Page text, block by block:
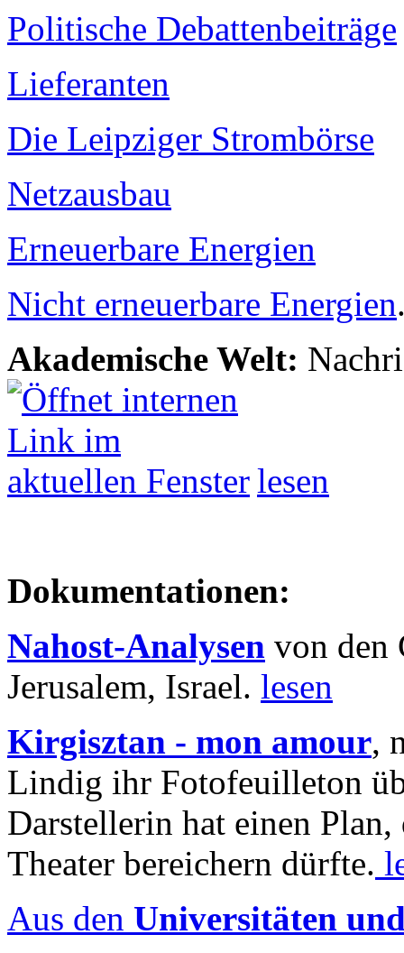
Politische Debattenbeiträge
Lieferanten
Die Leipziger Strombörse
Netzausbau
Erneuerbare Energien
Nicht erneuerbare Energien
Akademische Welt:
lesen
Dokumentationen:
Nahost-Analysen von den
Jerusalem, Israel. lesen
Kirgisztan - mon amour,
Lindig ihr Fotofeuilleton
Darstellerin hat einen Plan,
Theater bereichern dürfte.
Aus den Universitäten